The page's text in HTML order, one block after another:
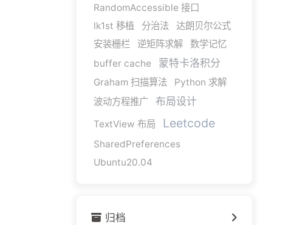
RandomAccessible 接口
lk1st 移植
分治法
达朗贝尔公式
安装栅栏
逆矩阵求解
数学记忆
buffer cache
蒙特卡洛积分
Graham 扫描算法
Python 求解
波动方程推广
布局设计
TextView 布局 Leetcode
SharedPreferences
Ubuntu20.04
归档